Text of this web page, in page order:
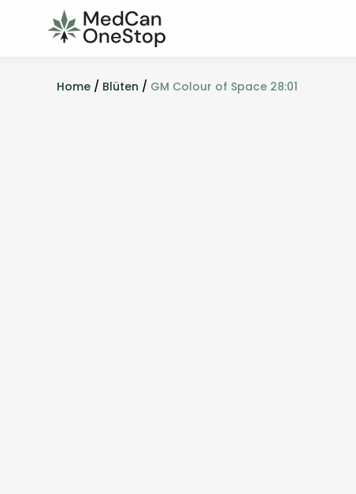
Home / Blüten / GM Colour of Space 28:01